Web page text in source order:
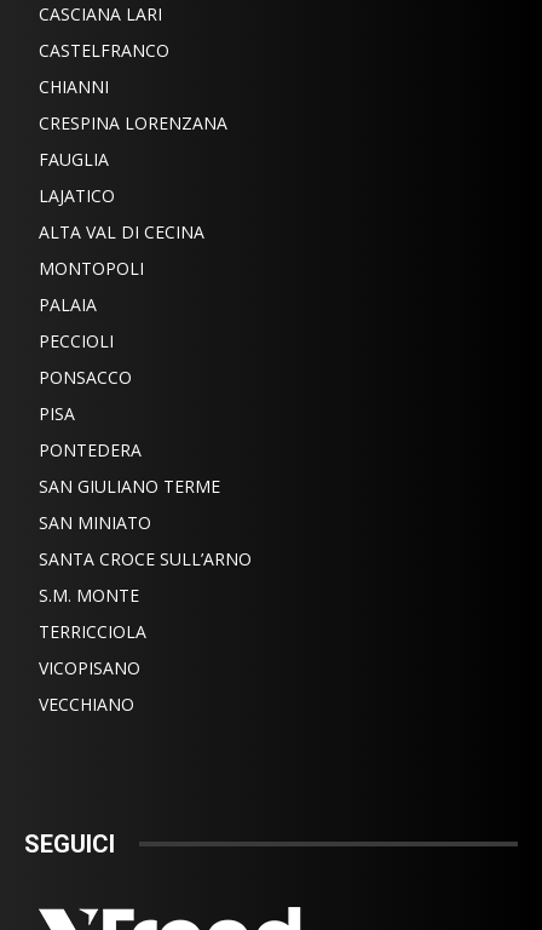
CASCIANA LARI
CASTELFRANCO
CHIANNI
CRESPINA LORENZANA
FAUGLIA
LAJATICO
ALTA VAL DI CECINA
MONTOPOLI
PALAIA
PECCIOLI
PONSACCO
PISA
PONTEDERA
SAN GIULIANO TERME
SAN MINIATO
SANTA CROCE SULL’ARNO
S.M. MONTE
TERRICCIOLA
VICOPISANO
VECCHIANO
SEGUICI